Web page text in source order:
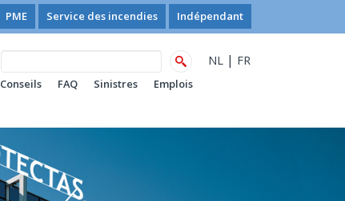
PME Service des incendies Indépendant
NL | FR
Conseils FAQ Sinistres
Emplois